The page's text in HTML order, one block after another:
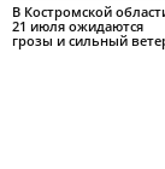
В Костромской
21 июля ожидаются
грозы и сильный